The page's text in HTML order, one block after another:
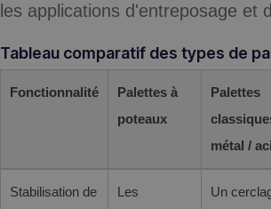
les applications d'entreposage et
Tableau comparatif des types de
Fonctionnalité
Palettes à
poteaux
Palettes
métal /
Stabilisation de
Les
Un